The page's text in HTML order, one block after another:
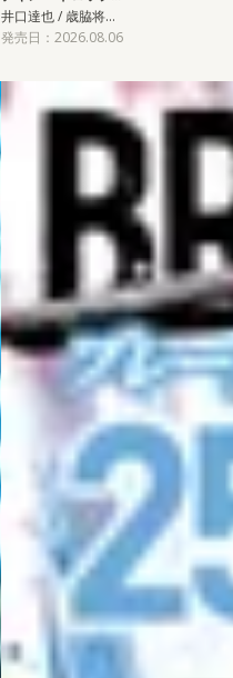
井口達也 / 歳脇将…
発売日：2026.08.06